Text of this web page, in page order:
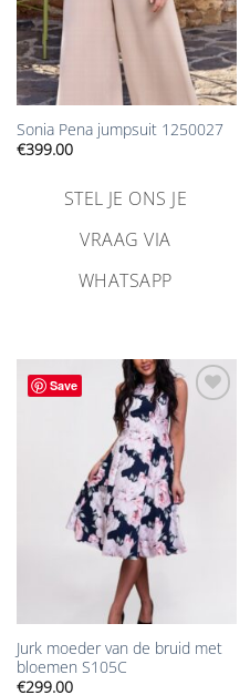
Sonia Pena jumpsuit 1250027
€399.00
STEL JE ONS JE
VRAAG VIA
WHATSAPP
Save
Aan
verlanglijst
toevoegen
Jurk moeder van de bruid met
bloemen S105C
€299.00